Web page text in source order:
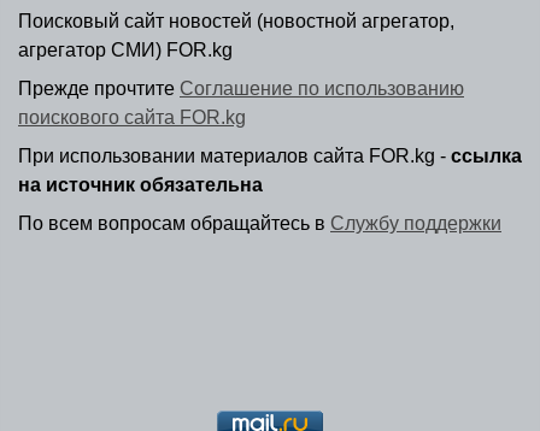
Поисковый сайт новостей (новостной агрегатор,
агрегатор СМИ) FOR.kg
Прежде прочтите Соглашение по использованию
поискового сайта FOR.kg
При использовании материалов сайта FOR.kg - ссылка
на источник обязательна
По всем вопросам обращайтесь в Службу поддержки